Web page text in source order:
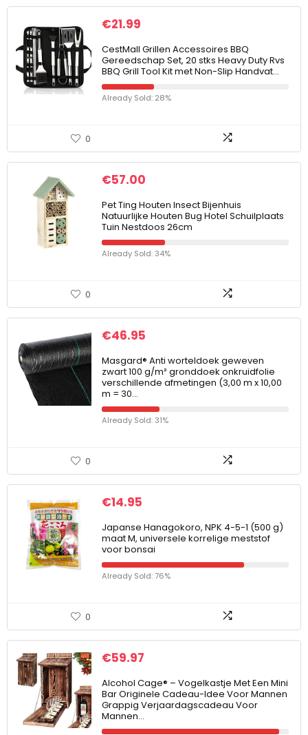
€21.99
CestMall Grillen Accessoires BBQ
Gereedschap Set, 20 stks Heavy Duty Rvs
BBQ Grill Tool Kit met Non-Slip Handvat…
Already Sold: 28%
0
€57.00
Pet Ting Houten Insect Bijenhuis
Natuurlijke Houten Bug Hotel Schuilplaats
Tuin Nestdoos 26cm
Already Sold: 34%
0
€46.95
Masgard® Anti worteldoek geweven
zwart 100 g/m² gronddoek onkruidfolie
verschillende afmetingen (3,00 m x 10,00
m = 30…
Already Sold: 31%
0
€14.95
Japanse Hanagokoro, NPK 4-5-1 (500 g)
maat M, universele korrelige meststof
voor bonsai
Already Sold: 76%
0
€59.97
Alcohol Cage® – Vogelkastje Met Een Mini
Bar Originele Cadeau-Idee Voor Mannen
Grappig Verjaardagscadeau Voor
Mannen…